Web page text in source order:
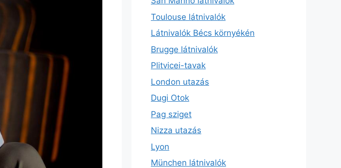
Toulouse látnivalók
Látnivalók Bécs környékén
Brugge látnivalók
Plitvicei-tavak
London utazás
Dugi Otok
Pag sziget
Nizza utazás
Lyon
München látnivalók